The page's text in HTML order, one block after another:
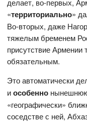
делает, во-первых,
«территориально»
Во-вторых, даже
тяжелым бременем
присутствие Армении
обязательным.
Это автоматически
иособенно
«географически»
соседстве с ней,